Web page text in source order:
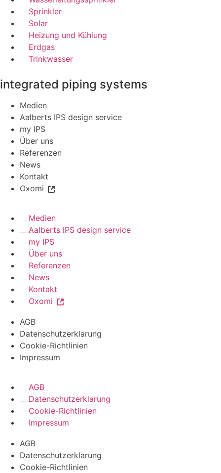
Sprinkler
Solar
Heizung und Kühlung
Erdgas
Trinkwasser
integrated piping systems
Medien
Aalberts IPS design service
my IPS
Über uns
Referenzen
News
Kontakt
Oxomi
Medien
Aalberts IPS design service
my IPS
Über uns
Referenzen
News
Kontakt
Oxomi
AGB
Datenschutzerklarung
Cookie-Richtlinien
Impressum
AGB
Datenschutzerklarung
Cookie-Richtlinien
Impressum
AGB
Datenschutzerklarung
Cookie-Richtlinien